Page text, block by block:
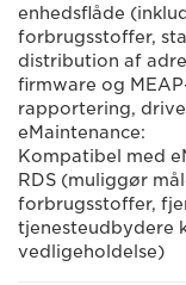
enhedsflåde
forbrugsstoffer,
distribution af
firmware og
rapportering,
eMaintenance:
Kompatibel med
RDS (muliggør
forbrugsstoffer,
tjenesteudbydere
vedligeholdelse)